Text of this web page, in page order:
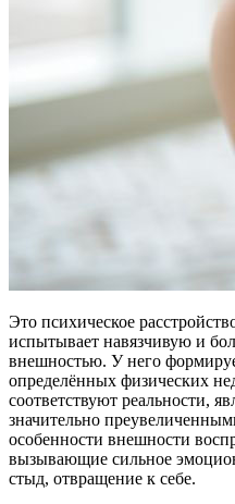
Это психическое
испытывает навязчивую и
внешностью. У него
определённых физических
соответствуют реальности,
значительно
особенности внешности
вызывающие сильное
стыд, отвращение к себе.